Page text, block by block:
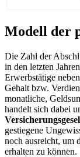
Modell der
Die Zahl der
in den letzten
Erwerbstätige
Gehalt bzw.
monatliche,
handelt sich dabei
gestiegene
noch ausreicht, um
erhalten zu können.